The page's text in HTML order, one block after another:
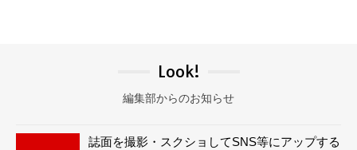
Look!
編集部からのお知らせ
誌面を撮影・スクショしてSNS等にアップする